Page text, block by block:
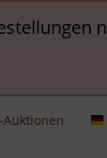
Auktionen